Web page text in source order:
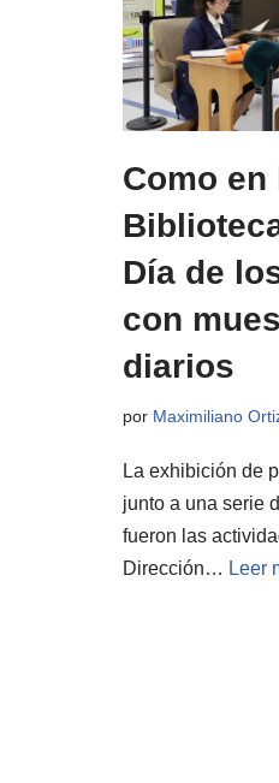
Como en
Día de
con
diarios
por Maximiliano
La exhibición de
junto a una serie
fueron las
Dirección… Leer